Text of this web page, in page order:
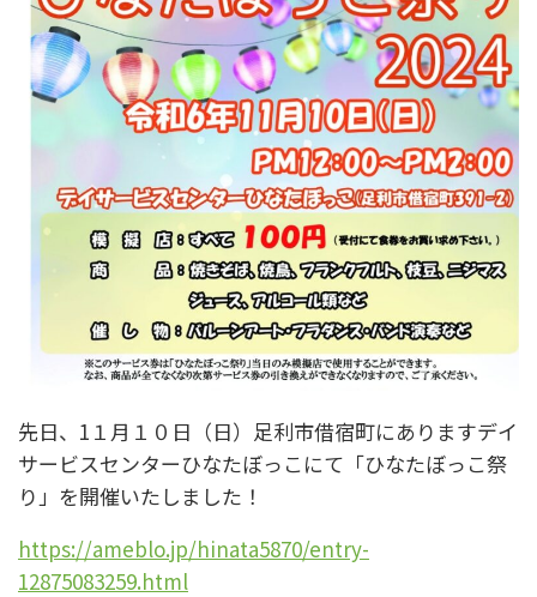
先日、1１月１０日（日）足利市借宿町にありますデイ
サービスセンターひなたぼっこにて「ひなたぼっこ祭
り」を開催いたしました！
https://ameblo.jp/hinata5870/entry-
12875083259.html